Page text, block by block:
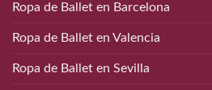
Ropa de Ballet en Barcelona
Ropa de Ballet en Valencia
Ropa de Ballet en Sevilla